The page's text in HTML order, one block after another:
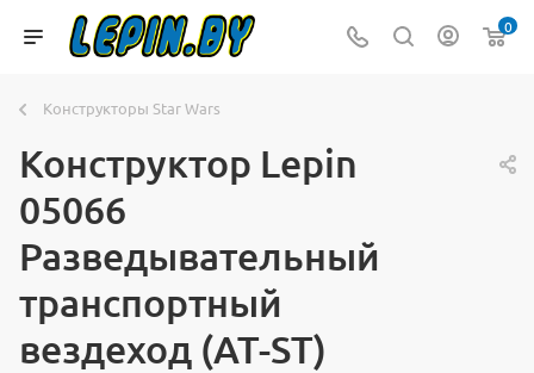
0
Конструкторы Star Wars
Конструктор Lepin
05066
Разведывательный
транспортный
вездеход (AT-ST)